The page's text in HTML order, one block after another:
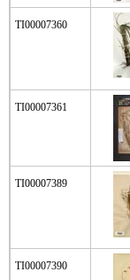
TI00007360
TI00007361
TI00007389
TI00007390